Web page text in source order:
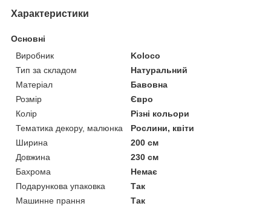
Характеристики
Основні
Виробник
Koloco
Тип за складом
Натуральний
Матеріал
Бавовна
Розмір
Євро
Колір
Різні кольори
Тематика декору, малюнка
Рослини, квіти
Ширина
200 см
Довжина
230 см
Бахрома
Немає
Подарункова упаковка
Так
Машинне прання
Так